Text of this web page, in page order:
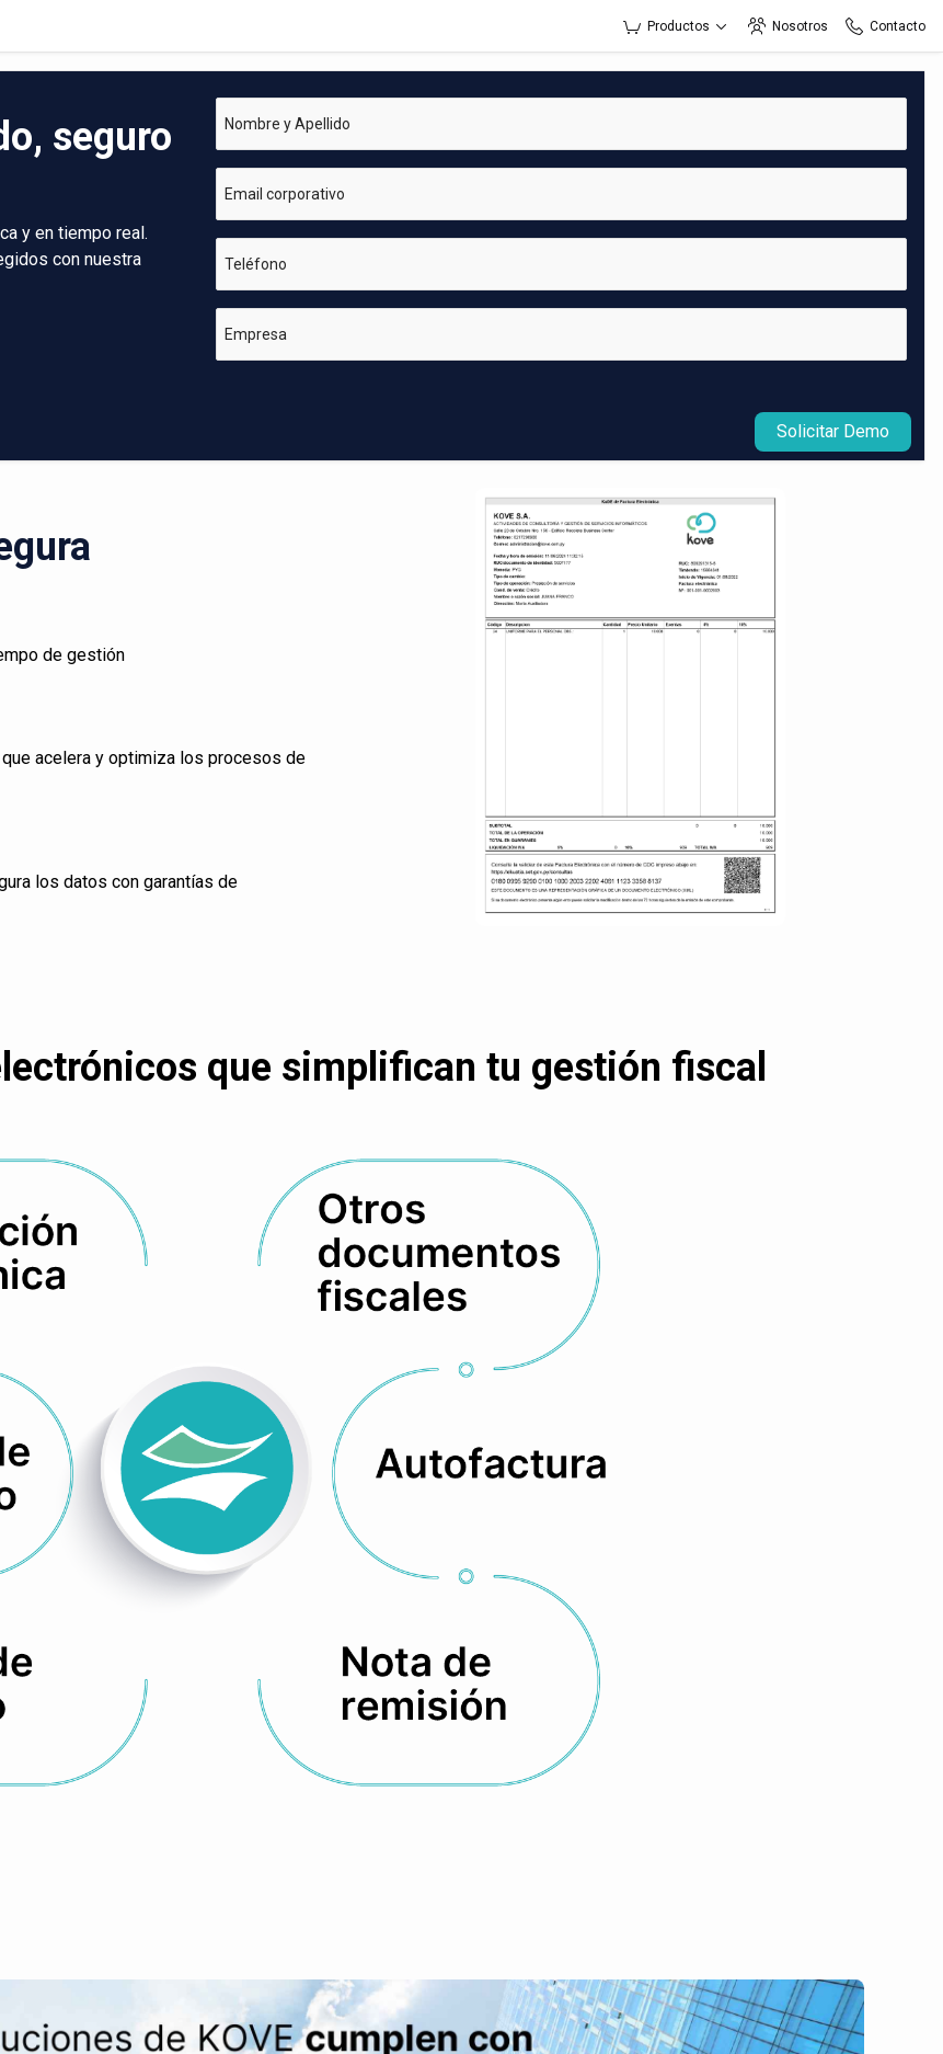
Productos Nosotros Contacto
seguro
y en tiempo real.
con nuestra
Nombre y Apellido
Email corporativo
Teléfono
Empresa
Solicitar Demo
de gestión
acelera y optimiza los procesos de
los datos con garantías de
que simplifican tu gestión fiscal